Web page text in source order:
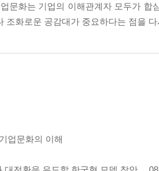
문화는 기업의 이해관계자 모두가
조화로운 공감대가 중요하다는 점을
업문화의 이해